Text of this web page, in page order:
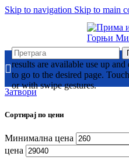
Skip to navigation Skip to main
results are available use up
to go to the desired page.
or with swipe gestures.
Затвори
Сортирај по цени
Минимална цена
цена